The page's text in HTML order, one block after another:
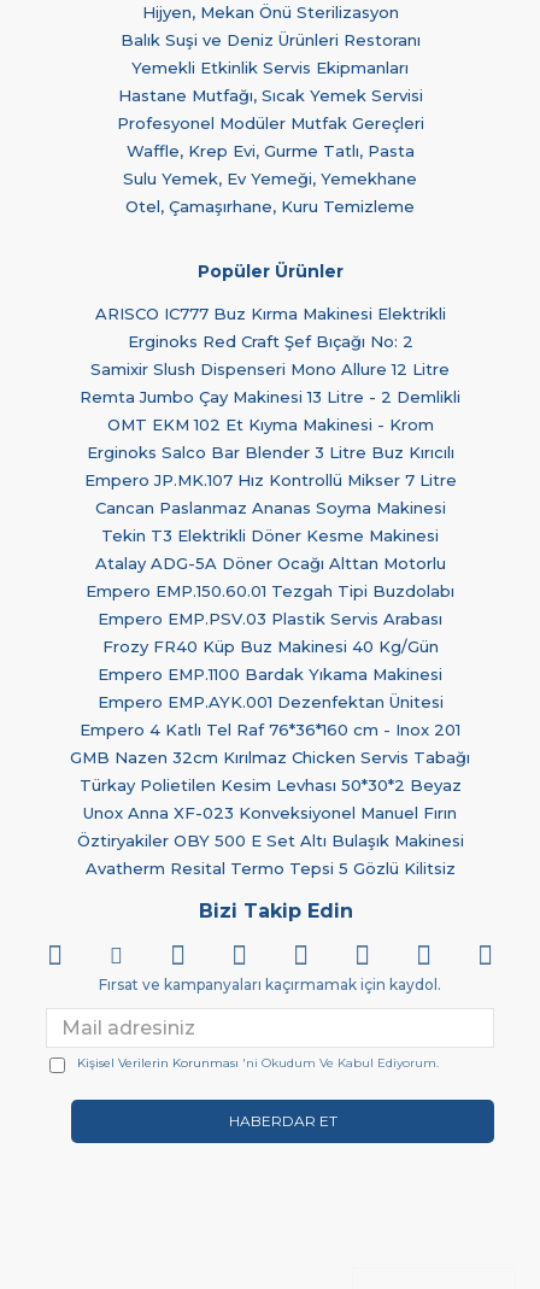
Hijyen, Mekan Önü Sterilizasyon
Balık Suşi ve Deniz Ürünleri Restoranı
Yemekli Etkinlik Servis Ekipmanları
Hastane Mutfağı, Sıcak Yemek Servisi
Profesyonel Modüler Mutfak Gereçleri
Waffle, Krep Evi, Gurme Tatlı, Pasta
Sulu Yemek, Ev Yemeği, Yemekhane
Otel, Çamaşırhane, Kuru Temizleme
Popüler Ürünler
ARISCO IC777 Buz Kırma Makinesi Elektrikli
Erginoks Red Craft Şef Bıçağı No: 2
Samixir Slush Dispenseri Mono Allure 12 Litre
Remta Jumbo Çay Makinesi 13 Litre - 2 Demlikli
OMT EKM 102 Et Kıyma Makinesi - Krom
Erginoks Salco Bar Blender 3 Litre Buz Kırıcılı
Empero JP.MK.107 Hız Kontrollü Mikser 7 Litre
Cancan Paslanmaz Ananas Soyma Makinesi
Tekin T3 Elektrikli Döner Kesme Makinesi
Atalay ADG-5A Döner Ocağı Alttan Motorlu
Empero EMP.150.60.01 Tezgah Tipi Buzdolabı
Empero EMP.PSV.03 Plastik Servis Arabası
Frozy FR40 Küp Buz Makinesi 40 Kg/Gün
Empero EMP.1100 Bardak Yıkama Makinesi
Empero EMP.AYK.001 Dezenfektan Ünitesi
Empero 4 Katlı Tel Raf 76*36*160 cm - Inox 201
GMB Nazen 32cm Kırılmaz Chicken Servis Tabağı
Türkay Polietilen Kesim Levhası 50*30*2 Beyaz
Unox Anna XF-023 Konveksiyonel Manuel Fırın
Öztiryakiler OBY 500 E Set Altı Bulaşık Makinesi
Avatherm Resital Termo Tepsi 5 Gözlü Kilitsiz
Bizi Takip Edin
Fırsat ve kampanyaları kaçırmamak için kaydol.
HABERDAR ET
Kişisel Verilerin Korunması 'ni Okudum Ve Kabul Ediyorum.